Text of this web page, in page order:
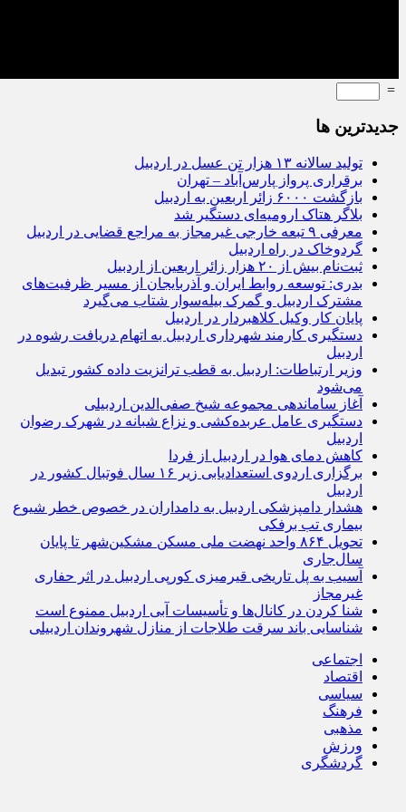
=
جديدترين ها
تولید سالانه ۱۳ هزار تن عسل در اردبیل
برقراری پرواز پارس‌آباد – تهران
بازگشت ۶۰۰۰ زائر اربعین به اردبیل
بلاگر هتاک ارومیه‌ای دستگیر شد
معرفی ۹ تبعه خارجی غیرمجاز به مراجع قضایی در اردبیل
گردوخاک در راه اردبیل
ثبت‌نام بیش از ۲۰ هزار زائر اربعین از اردبیل
بدری: توسعه روابط ایران و آذربایجان از مسیر ظرفیت‌های
مشترک اردبیل و گمرک بیله‌سوار شتاب می‌گیرد
پایان کار وکیل کلاهبردار در اردبیل
دستگیری کارمند شهرداری اردبیل به اتهام دریافت رشوه در
اردبیل
وزیر ارتباطات: اردبیل به قطب ترانزیت داده کشور تبدیل
می‌شود
آغاز ساماندهی مجموعه شیخ صفی‌الدین اردبیلی
دستگیری عامل عربده‌کشی و نزاع شبانه در شهرک رضوان
اردبیل
کاهش دمای هوا در اردبیل از فردا
برگزاری اردوی استعدادیابی زیر ۱۶ سال فوتبال کشور در
اردبیل
هشدار دامپزشکی اردبیل به دامداران در خصوص خطر شیوع
بیماری تب برفکی
تحویل ۸۶۴ واحد نهضت ملی مسکن مشکین‌شهر تا پایان
سال‌جاری
آسیب به پل تاریخی قیرمیزی کورپی اردبیل در اثر حفاری
غیرمجاز
شنا کردن در کانال‌ها و تأسیسات آبی اردبیل ممنوع است
شناسایی باند سرقت طلاجات از منازل شهروندان اردبیلی
اجتماعی
اقتصاد
سیاسی
فرهنگ
مذهبی
ورزش
گردشگری